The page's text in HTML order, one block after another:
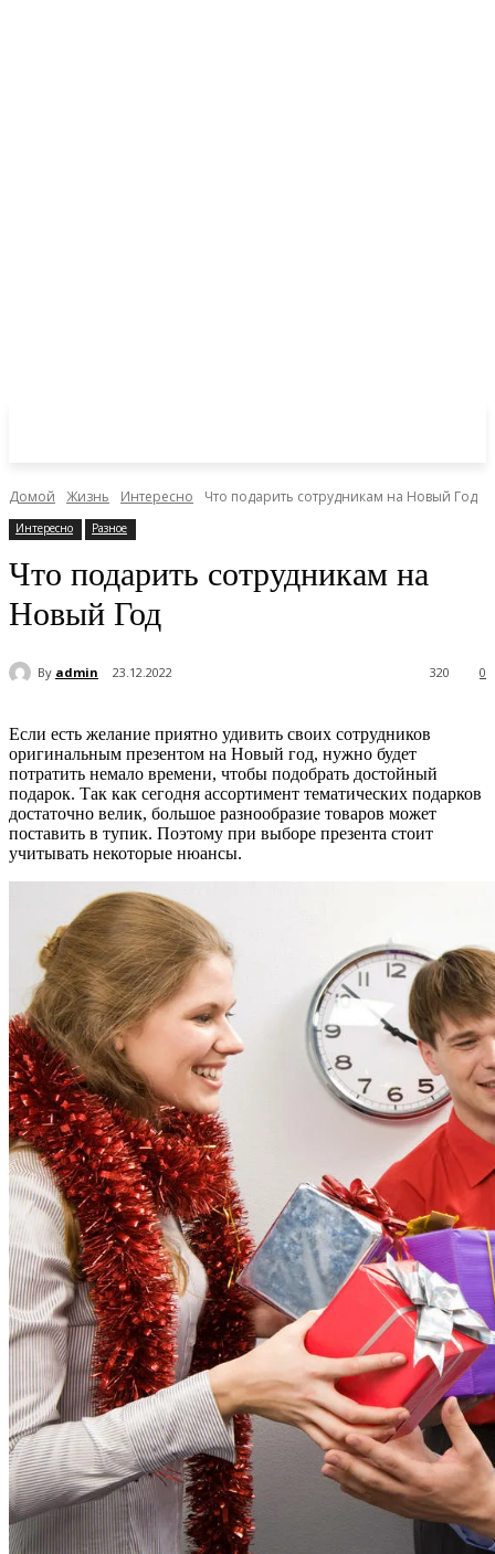
Домой Жизнь Интересно Что подарить сотрудникам на Новый Год
Интересно Разное
Что подарить сотрудникам на
Новый Год
By admin 23.12.2022 0
320
Если есть желание приятно удивить своих сотрудников
оригинальным презентом на Новый год, нужно будет
потратить немало времени, чтобы подобрать достойный
подарок. Так как сегодня ассортимент тематических подарков
достаточно велик, большое разнообразие товаров может
поставить в тупик. Поэтому при выборе презента стоит
учитывать некоторые нюансы.